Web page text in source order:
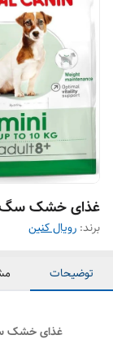
غذای خشک سگ مینی
برند: رویال کنین
توضیحات
غذای خشک سگ بالغ